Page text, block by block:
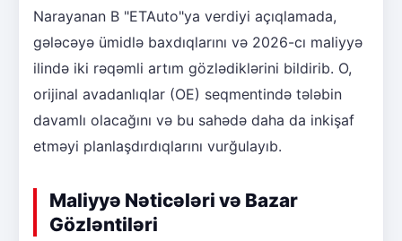
Narayanan B "ETAuto"ya verdiyi açıqlamada,
gələcəyə ümidlə baxdıqlarını və 2026-cı maliyyə
ilində iki rəqəmli artım gözlədiklərini bildirib. O,
orijinal avadanlıqlar (OE) seqmentində tələbin
davamlı olacağını və bu sahədə daha da inkişaf
etməyi planlaşdırdıqlarını vurğulayıb.
Maliyyə Nəticələri və Bazar
Gözləntiləri